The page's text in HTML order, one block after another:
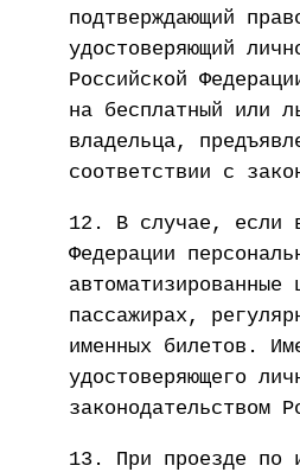
подтверждающий
удостоверяющий
Российской
на бесплатный или
владельца,
соответствии с
12. В случае, если в
Федерации
пассажирах,
именных билетов.
удостоверяющего
законодательством
13. При проезде по